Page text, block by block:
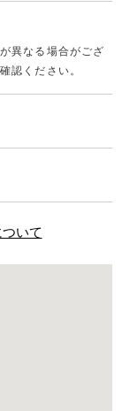
異なる場合がござ
認ください。
いて